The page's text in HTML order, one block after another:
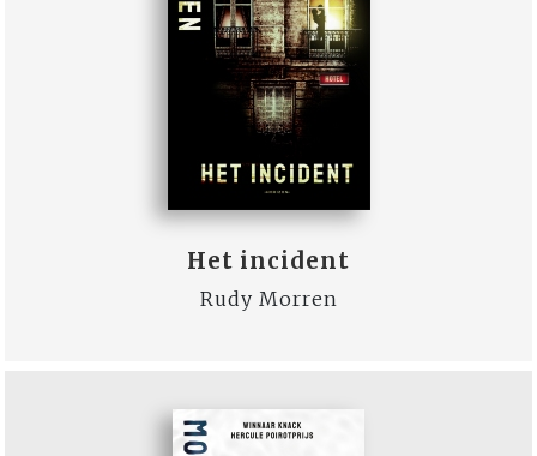
Het incident
Rudy Morren